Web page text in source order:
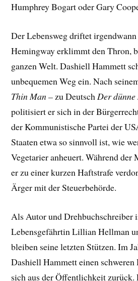
Humphrey Bogart oder Gary
Der Lebensweg driftet irgendwann
Hemingway erklimmt den Thron,
ganzen Welt. Dashiell Hammett
unbequemen Weg ein. Nach s
Thin Man –zu DeutschDer
politisiert er sich in der
der Kommunistische Partei der
Staaten etwa so sinnvoll ist, wie
Vegetarier anheuert. Während
er zu einer kurzen Haftstrafe
Ärger mit der Steuerbehörde.
Als Autor und Drehbuchschreiber
Lebensgefährtin Lillian Hellman
bleiben seine letzten Stützen. Im
Dashiell Hammett einen
sich aus der Öffentlichkeit zurück.